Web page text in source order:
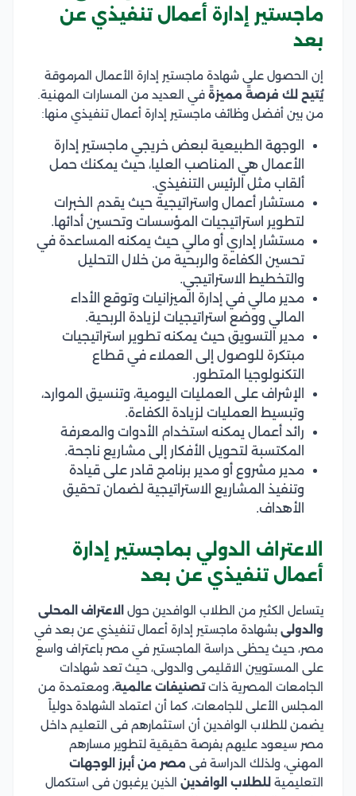
ماجستير إدارة أعمال تنفيذي عن
بعد
إن الحصول على شهادة ماجستير إدارة الأعمال المرموقة
يُتيح لك فرصةً مميزةً في العديد من المسارات المهنية.
من بين أفضل وظائف ماجستير إدارة أعمال تنفيذي منها:
الوجهة الطبيعية لبعض خريجي ماجستير إدارة
الأعمال هي المناصب العليا، حيث يمكنك حمل
ألقاب مثل الرئيس التنفيذي.
مستشار أعمال واستراتيجية حيث يقدم الخبرات
لتطوير استراتيجيات المؤسسات وتحسين أدائها.
مستشار إداري أو مالي حيث يمكنه المساعدة في
تحسين الكفاءة والربحية من خلال التحليل
والتخطيط الاستراتيجي.
مدير مالي في إدارة الميزانيات وتوقع الأداء
المالي ووضع استراتيجيات لزيادة الربحية.
مدير التسويق حيث يمكنه تطوير استراتيجيات
مبتكرة للوصول إلى العملاء في قطاع
التكنولوجيا المتطور.
الإشراف على العمليات اليومية، وتنسيق الموارد،
وتبسيط العمليات لزيادة الكفاءة.
رائد أعمال يمكنه استخدام الأدوات والمعرفة
المكتسبة لتحويل الأفكار إلى مشاريع ناجحة.
مدير مشروع أو مدير برنامج قادر على قيادة
وتنفيذ المشاريع الاستراتيجية لضمان تحقيق
الأهداف.
الاعتراف الدولي بماجستير إدارة
أعمال تنفيذي عن بعد
يتساءل الكثير من الطلاب الوافدين حول الاعتراف المحلى
والدولى بشهادة ماجستير إدارة أعمال تنفيذي عن بعد في
مصر، حيث يحظى دراسة الماجستير في مصر باعتراف واسع
على المستويين الاقليمى والدولى، حيث تعد شهادات
الجامعات المصرية ذاتتصنيفات عالمية، ومعتمدة من
المجلس الأعلى للجامعات، كما أن اعتماد الشهادة دولياً
يضمن للطلاب الوافدين أن استثمارهم فى التعليم داخل
مصر سيعود عليهم بفرصة حقيقية لتطوير مسارهم
المهني، ولذلك الدراسة فى مصر من أبرز الوجهات
التعليمية للطلاب الوافدين الذين يرغبون فى استكمال